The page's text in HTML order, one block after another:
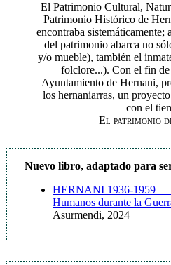
El Patrimonio Cultural,
Patrimonio Histórico de
encontraba sistemáticamente;
del patrimonio abarca no
y/o mueble), también el
folclore...). Con el fin
Ayuntamiento de Hernani,
los hernaniarras, un
con el
El patrimonio
Nuevo libro, adaptado para
HERNANI 1936-1959 —
Humanos durante la
Asurmendi, 2024